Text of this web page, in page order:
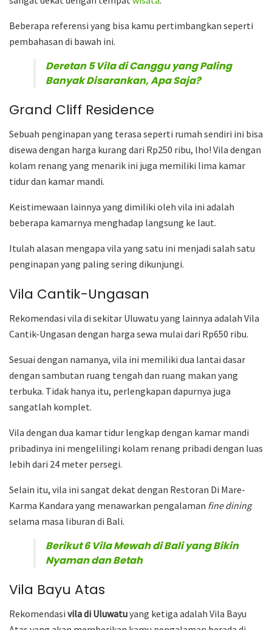
Beberapa referensi yang bisa kamu pertimbangkan seperti
pembahasan di bawah ini.
Deretan 5 Vila di Canggu yang Paling
Banyak Disarankan, Apa Saja?
Grand Cliff Residence
Sebuah penginapan yang terasa seperti rumah sendiri ini bisa
disewa dengan harga kurang dari Rp250 ribu, lho! Vila dengan
kolam renang yang menarik ini juga memiliki lima kamar
tidur dan kamar mandi.
Keistimewaan lainnya yang dimiliki oleh vila ini adalah
beberapa kamarnya menghadap langsung ke laut.
Itulah alasan mengapa vila yang satu ini menjadi salah satu
penginapan yang paling sering dikunjungi.
Vila Cantik-Ungasan
Rekomendasi vila di sekitar Uluwatu yang lainnya adalah Vila
Cantik-Ungasan dengan harga sewa mulai dari Rp650 ribu.
Sesuai dengan namanya, vila ini memiliki dua lantai dasar
dengan sambutan ruang tengah dan ruang makan yang
terbuka. Tidak hanya itu, perlengkapan dapurnya juga
sangatlah komplet.
Vila dengan dua kamar tidur lengkap dengan kamar mandi
pribadinya ini mengelilingi kolam renang pribadi dengan luas
lebih dari 24 meter persegi.
Selain itu, vila ini sangat dekat dengan Restoran Di Mare-
Karma Kandara yang menawarkan pengalaman fine dining
selama masa liburan di Bali.
Berikut 6 Vila Mewah di Bali yang Bikin
Nyaman dan Betah
Vila Bayu Atas
Rekomendasi vila di Uluwatuyang ketiga adalah Vila Bayu